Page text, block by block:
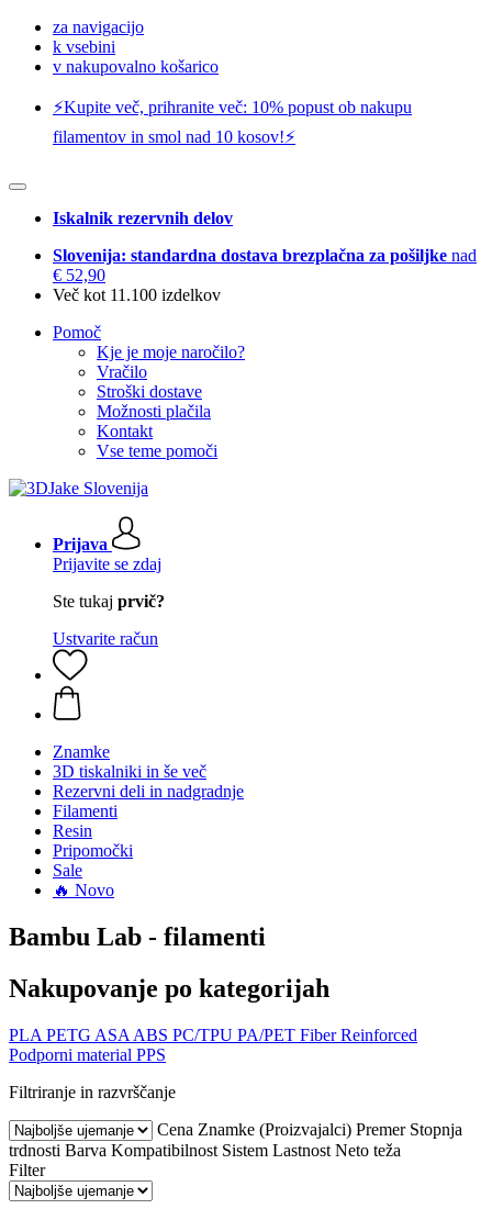
za navigacijo
k vsebini
v nakupovalno košarico
⚡️Kupite več, prihranite več: 10% popust ob nakupu
filamentov in smol nad 10 kosov!⚡️
Iskalnik rezervnih delov
Slovenija: standardna dostava brezplačna za pošiljke nad
€ 52,90
Več kot 11.100 izdelkov
Pomoč
Kje je moje naročilo?
Vračilo
Stroški dostave
Možnosti plačila
Kontakt
Vse teme pomoči
Prijava
Prijavite se zdaj
Ste tukaj prvič?
Ustvarite račun
Znamke
3D tiskalniki in še več
Rezervni deli in nadgradnje
Filamenti
Resin
Pripomočki
Sale
🔥 Novo
Bambu Lab - filamenti
Nakupovanje po kategorijah
PLA PETG ASA ABS PC/TPU PA/PET Fiber Reinforced
Podporni material PPS
Filtriranje in razvrščanje
Cena Znamke (Proizvajalci) Premer Stopnja
trdnosti Barva Kompatibilnost Sistem Lastnost Neto teža
Filter